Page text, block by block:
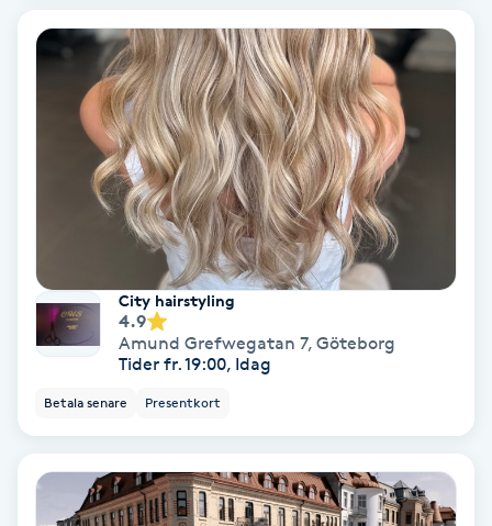
Skäggfärgning
Skäggklippning
Skäggtrimmning
Slingor
Sockring
Spa manikyr & pedikyr
City hairstyling
4.9
Amund Grefwegatan 7, Göteborg
Tider fr. 19:00, Idag
Betala senare Presentkort